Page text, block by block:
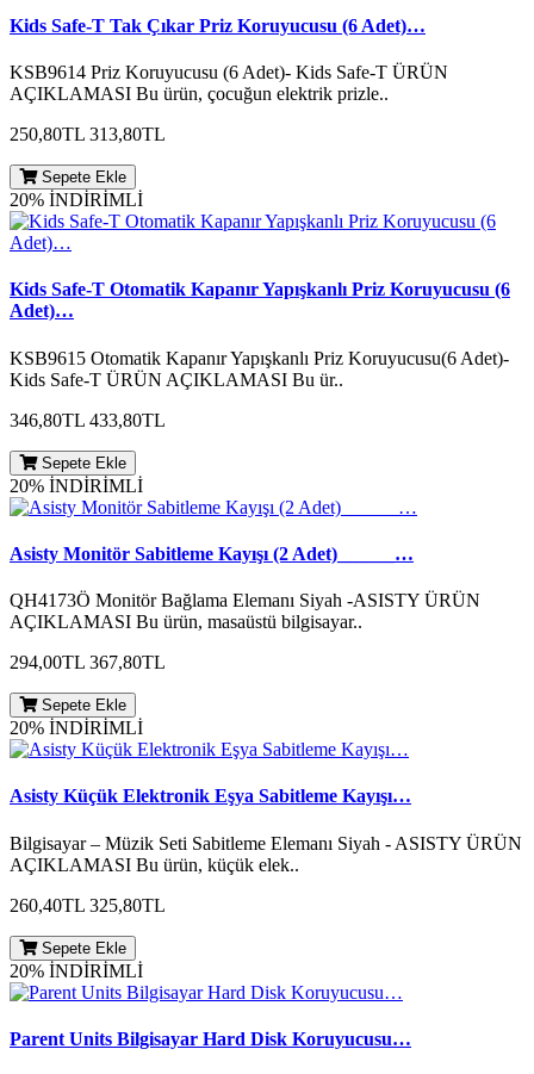
Kids Safe-T Tak Çıkar Priz Koruyucusu (6 Adet)…
KSB9614 Priz Koruyucusu (6 Adet)- Kids Safe-T ÜRÜN
AÇIKLAMASI Bu ürün, çocuğun elektrik prizle..
250,80TL 313,80TL
Sepete Ekle
20% İNDİRİMLİ
Kids Safe-T Otomatik Kapanır Yapışkanlı Priz Koruyucusu (6
Adet)…
KSB9615 Otomatik Kapanır Yapışkanlı Priz Koruyucusu(6 Adet)-
Kids Safe-T ÜRÜN AÇIKLAMASI Bu ür..
346,80TL 433,80TL
Sepete Ekle
20% İNDİRİMLİ
Asisty Monitör Sabitleme Kayışı (2 Adet)______…
QH4173Ö Monitör Bağlama Elemanı Siyah -ASISTY ÜRÜN
AÇIKLAMASI Bu ürün, masaüstü bilgisayar..
294,00TL 367,80TL
Sepete Ekle
20% İNDİRİMLİ
Asisty Küçük Elektronik Eşya Sabitleme Kayışı…
Bilgisayar – Müzik Seti Sabitleme Elemanı Siyah - ASISTY ÜRÜN
AÇIKLAMASI Bu ürün, küçük elek..
260,40TL 325,80TL
Sepete Ekle
20% İNDİRİMLİ
Parent Units Bilgisayar Hard Disk Koruyucusu…